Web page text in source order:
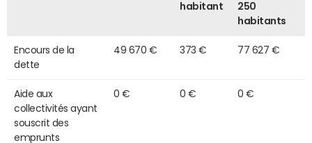
habitant
250
habitants
Encours de la
dette
49 670 € 373 € 77 627 €
Aide aux
collectivités ayant
souscrit des
emprunts
0 € 0 € 0 €